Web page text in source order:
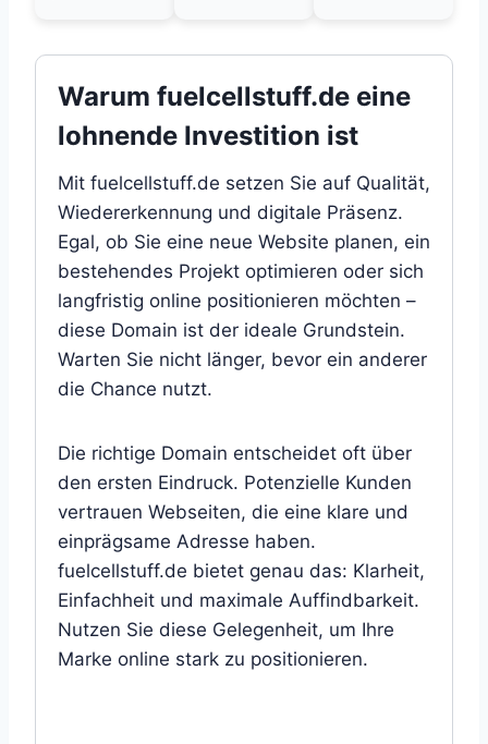
Warum fuelcellstuff.de eine
lohnende Investition ist
Mit fuelcellstuff.de setzen Sie auf Qualität,
Wiedererkennung und digitale Präsenz.
Egal, ob Sie eine neue Website planen, ein
bestehendes Projekt optimieren oder sich
langfristig online positionieren möchten –
diese Domain ist der ideale Grundstein.
Warten Sie nicht länger, bevor ein anderer
die Chance nutzt.
Die richtige Domain entscheidet oft über
den ersten Eindruck. Potenzielle Kunden
vertrauen Webseiten, die eine klare und
einprägsame Adresse haben.
fuelcellstuff.de bietet genau das: Klarheit,
Einfachheit und maximale Auffindbarkeit.
Nutzen Sie diese Gelegenheit, um Ihre
Marke online stark zu positionieren.